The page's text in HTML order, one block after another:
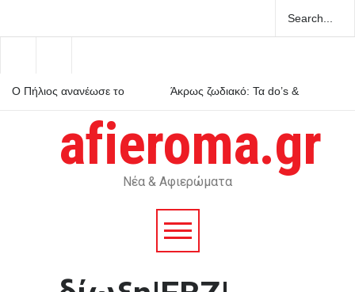
Ο Πήλιος ανανέωσε το
Άκρως ζωδιακό: Τα do’s &
Μέριλιν Μονρόε: 64 χρόνια
από τον θάνατό της – Τι είχε
πει για την Ελλάδαafieroma.gr
Νέα & Αφιερώματα